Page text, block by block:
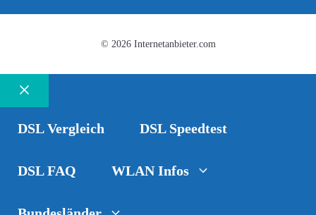
© 2026 Internetanbieter.com
Schließen
DSL Vergleich DSL Speedtest
DSL FAQ WLAN Infos